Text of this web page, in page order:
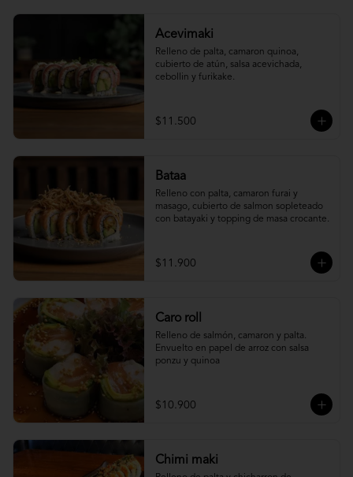
Acevimaki
Relleno de palta, camaron quinoa,
cubierto de atún, salsa acevichada,
cebollin y furikake.
$11.500
Bataa
Relleno con palta, camaron furai y
masago, cubierto de salmon sopleteado
con batayaki y topping de masa crocante.
$11.900
Caro roll
Relleno de salmón, camaron y palta.
Envuelto en papel de arroz con salsa
ponzu y quinoa
$10.900
Chimi maki